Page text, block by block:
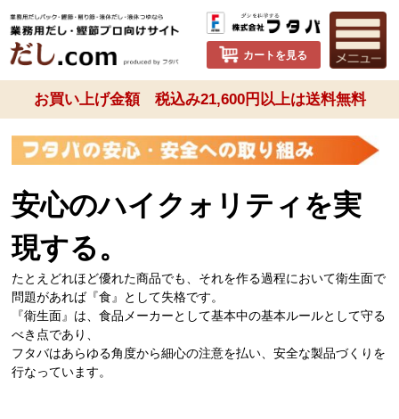
カートを見る
お買い上げ金額 税込み21,600円以上は送料無料
安心のハイクォリティを実
現する。
たとえどれほど優れた商品でも、それを作る過程において衛生面で
問題があれば『食』として失格です。
『衛生面』は、食品メーカーとして基本中の基本ルールとして守る
べき点であり、
フタバはあらゆる角度から細心の注意を払い、安全な製品づくりを
行なっています。